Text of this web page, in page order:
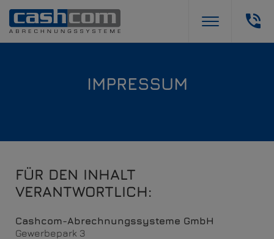
IMPRESSUM
FÜR DEN INHALT
VERANTWORTLICH:
Cashcom-Abrechnungssysteme GmbH
Gewerbepark 3